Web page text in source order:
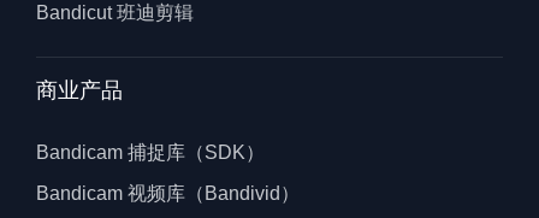
Bandicut 班迪剪辑
商业产品
Bandicam 捕捉库（SDK）
Bandicam 视频库（Bandivid）